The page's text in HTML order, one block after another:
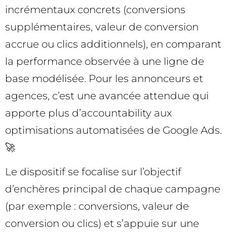
incrémentaux concrets (conversions
supplémentaires, valeur de conversion
accrue ou clics additionnels), en comparant
la performance observée à une ligne de
base modélisée. Pour les annonceurs et
agences, c’est une avancée attendue qui
apporte plus d’accountability aux
optimisations automatisées de Google Ads.
🚀
Le dispositif se focalise sur l’objectif
d’enchères principal de chaque campagne
(par exemple : conversions, valeur de
conversion ou clics) et s’appuie sur une